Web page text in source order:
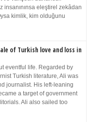
insanınınsa eleştirel zekâdan
kimlik, kim olduğunu
of Turkish love and loss in
eventful life. Regarded by
Turkish literature, Ali was
journalist. His left-leaning
a target of government
Ali also sailed too